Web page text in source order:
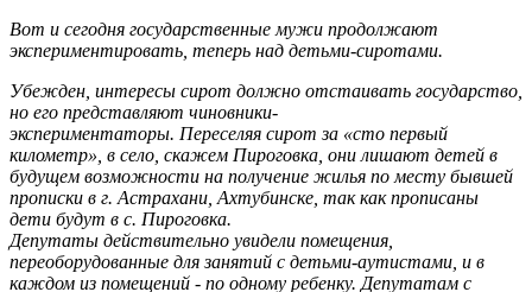
Вот и сегодня государственные мужи продолжают
экспериментировать, теперь над детьми-сиротами.
Убежден, интересы сирот должно отстаивать государство,
но его представляют чиновники-
экспериментаторы. Переселяя сирот за «сто первый
километр», в село, скажем Пироговка, они лишают детей в
будущем возможности на получение жилья по месту бывшей
прописки в г. Астрахани, Ахтубинске, так как прописаны
дети будут в с. Пироговка.
Депутаты действительно увидели помещения,
переоборудованные для занятий с детьми-аутистами, и в
каждом из помещений - по одному ребенку. Депутатам с